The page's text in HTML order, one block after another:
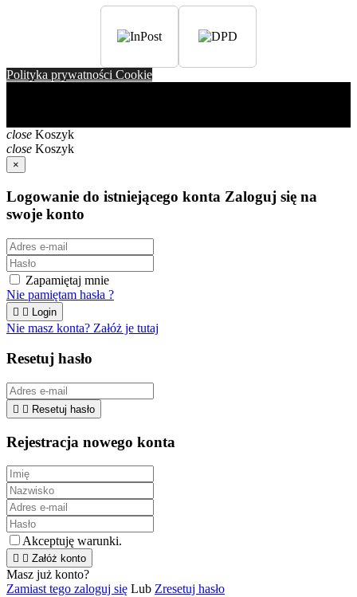
Polityka prywatności Cookie
close Koszyk
close Koszyk
×
Logowanie do istniejącego konta Zaloguj się na
swoje konto
Zapamiętaj mnie
Nie pamiętam hasła ?
  Login
Nie masz konta? Załóż je tutaj
Resetuj hasło
  Resetuj hasło
Rejestracja nowego konta
Akceptuję warunki.
  Załóż konto
Masz już konto?
Zamiast tego zaloguj się Lub Zresetuj hasło